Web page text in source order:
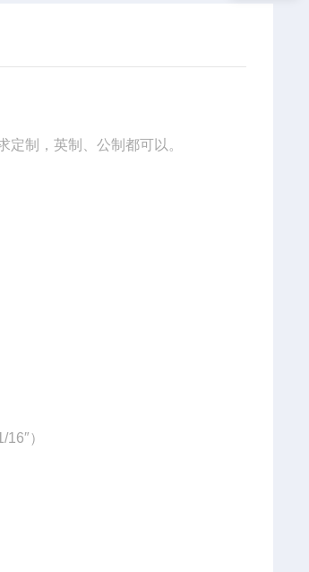
制，英制、公制都可以。
16″）